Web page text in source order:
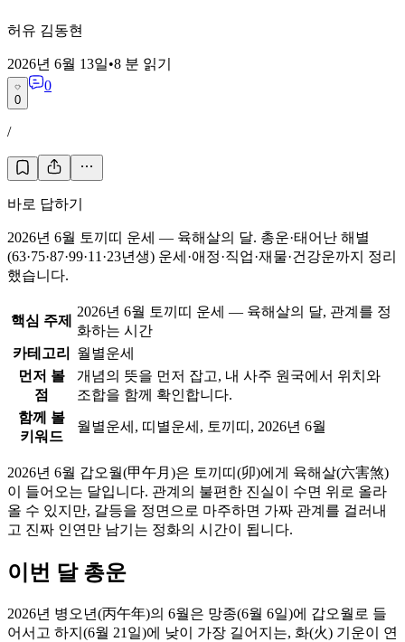
허유 김동현
2026년 6월 13일•8 분 읽기
0
0
/
바로 답하기
2026년 6월 토끼띠 운세 — 육해살의 달. 총운·태어난 해별
(63·75·87·99·11·23년생) 운세·애정·직업·재물·건강운까지 정리
했습니다.
핵심 주제
2026년 6월 토끼띠 운세 — 육해살의 달, 관계를 정
화하는 시간
카테고리
월별운세
먼저 볼
점
개념의 뜻을 먼저 잡고, 내 사주 원국에서 위치와
조합을 함께 확인합니다.
함께 볼
키워드
월별운세, 띠별운세, 토끼띠, 2026년 6월
2026년 6월 갑오월(甲午月)은 토끼띠(卯)에게 육해살(六害煞)
이 들어오는 달입니다. 관계의 불편한 진실이 수면 위로 올라
올 수 있지만, 갈등을 정면으로 마주하면 가짜 관계를 걸러내
고 진짜 인연만 남기는 정화의 시간이 됩니다.
이번 달 총운
2026년 병오년(丙午年)의 6월은 망종(6월 6일)에 갑오월로 들
어서고 하지(6월 21일)에 낮이 가장 길어지는, 화(火) 기운이 연